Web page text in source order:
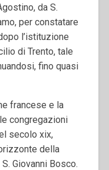
da S.
per constatare
l’istituzione
di Trento, tale
fino quasi
francese e la
congregazioni
secolo xix,
della
Giovanni Bosco.